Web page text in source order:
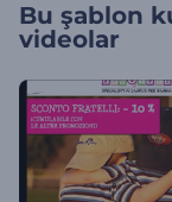
Bu şablon
videolar